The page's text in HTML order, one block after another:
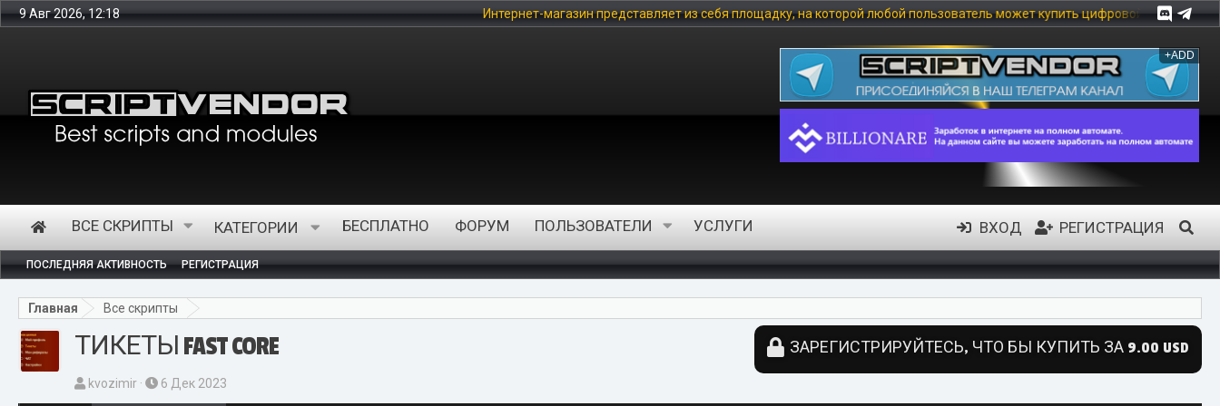
9 Авг 2026, 12:18 Интернет-магазин представляет из себя площадку, на которой любой пользователь может купить цифровой товар, в частности:
+ADD
ВСЕ СКРИПТЫ КАТЕГОРИИ БЕСПЛАТНО ФОРУМ ПОЛЬЗОВАТЕЛИ УСЛУГИ ВХОД РЕГИСТРАЦИЯ
ПОСЛЕДНЯЯ АКТИВНОСТЬ РЕГИСТРАЦИЯ
Главная Все скрипты
ТИКЕТЫ FAST CORE ЗАРЕГИСТРИРУЙТЕСЬ, ЧТО БЫ КУПИТЬ ЗА 9.00 USD
А
kvozimir
Д
6 Дек 2023